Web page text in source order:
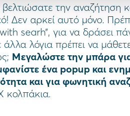
βελτιώσατε την
Δεν αρκεί αυτό μόνο.
searh”, για να δράσει
λόγια πρέπει να
Μεγαλώστε την μπάρα
ένα popup και
και για φωνητική
κολπάκια.